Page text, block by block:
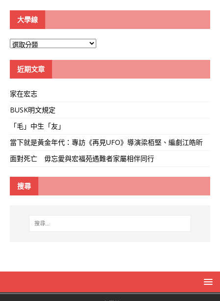
大學線
大
近期文章
家在宏志
BUSK明文規定
「毛」中生「友」
當下就是黃金年代：專訪《再見UFO》導演梁栢堅、編劇江皓昕
面對死亡 毋忘愛與宏福苑遇難者家屬相伴同行
搜尋